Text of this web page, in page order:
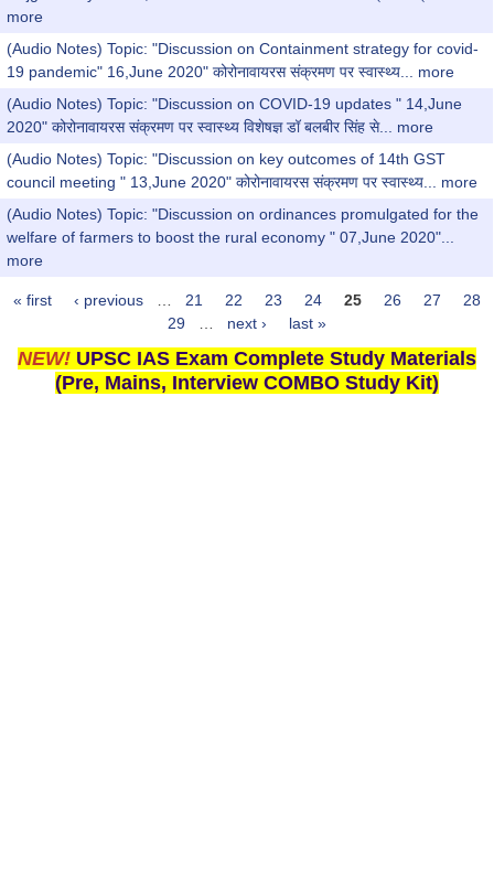
more
(Audio Notes) Topic: "Discussion on Containment strategy for covid-
19 pandemic" 16,June 2020" कोरोनावायरस संक्रमण पर स्वास्थ्य...
more
(Audio Notes) Topic: "Discussion on COVID-19 updates " 14,June
2020" कोरोनावायरस संक्रमण पर स्वास्थ्य विशेषज्ञ डॉ बलबीर सिंह से...
more
(Audio Notes) Topic: "Discussion on key outcomes of 14th GST
council meeting " 13,June 2020" कोरोनावायरस संक्रमण पर स्वास्थ्य...
more
(Audio Notes) Topic: "Discussion on ordinances promulgated for the
welfare of farmers to boost the rural economy " 07,June 2020"...
more
Pages
« first ‹ previous 21 22 23 24 25 26 27
28
29
next › last »
NEW! UPSC IAS Exam Complete Study Materials
(Pre, Mains, Interview COMBO Study Kit)